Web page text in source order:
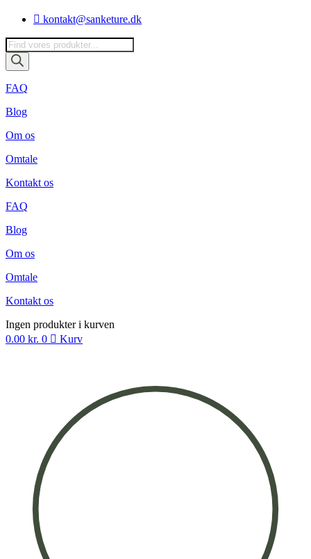
Videre
indhold
kontakt@sanketure.dk
Products
search
FAQ
Blog
Om os
Omtale
Kontakt os
FAQ
Blog
Om os
Omtale
Kontakt os
Ingen produkter i kurven
0.00 kr. 0 Kurv